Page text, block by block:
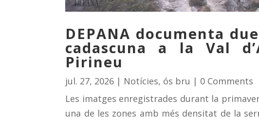
DEPANA documenta
cadascuna a la Val
Pirineu
jul. 27, 2026 | Notícies, ós bru | 0 Comments
Les imatges enregistrades durant la
una de les zones amb més densitat de la